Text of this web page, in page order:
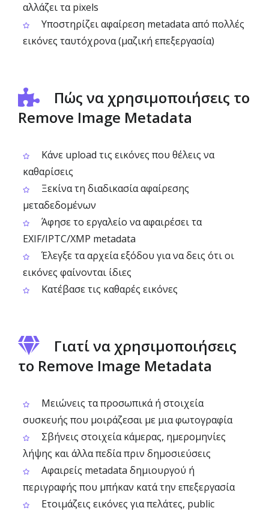
αλλάζει τα pixels
Υποστηρίζει αφαίρεση metadata από πολλές
εικόνες ταυτόχρονα (μαζική επεξεργασία)
Πώς να χρησιμοποιήσεις το
Remove Image Metadata
Κάνε upload τις εικόνες που θέλεις να
καθαρίσεις
Ξεκίνα τη διαδικασία αφαίρεσης
μεταδεδομένων
Άφησε το εργαλείο να αφαιρέσει τα
EXIF/IPTC/XMP metadata
Έλεγξε τα αρχεία εξόδου για να δεις ότι οι
εικόνες φαίνονται ίδιες
Κατέβασε τις καθαρές εικόνες
Γιατί να χρησιμοποιήσεις
το Remove Image Metadata
Μειώνεις τα προσωπικά ή στοιχεία
συσκευής που μοιράζεσαι με μια φωτογραφία
Σβήνεις στοιχεία κάμερας, ημερομηνίες
λήψης και άλλα πεδία πριν δημοσιεύσεις
Αφαιρείς metadata δημιουργού ή
περιγραφής που μπήκαν κατά την επεξεργασία
Ετοιμάζεις εικόνες για πελάτες, public